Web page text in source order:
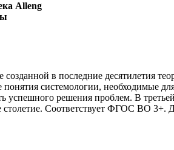
Alleng
созданной в последние десятилетия
понятия системологии, необходимые
успешного решения проблем. В
столетие. Соответствует ФГОС ВО 3+.